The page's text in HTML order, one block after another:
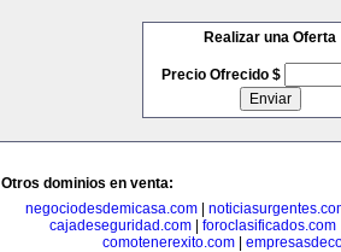
Realizar una Oferta
Precio Ofrecido $
Otros dominios en venta:
negociodesdemicasa.com
cajadeseguridad.com
foroclasificados.com
comotenerexito.com|